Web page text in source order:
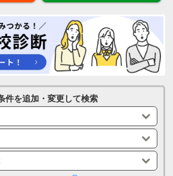
件を追加・変更して検索